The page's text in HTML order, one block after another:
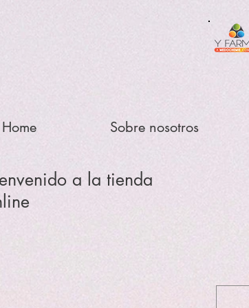
Home Sobre nosotros
a la tienda